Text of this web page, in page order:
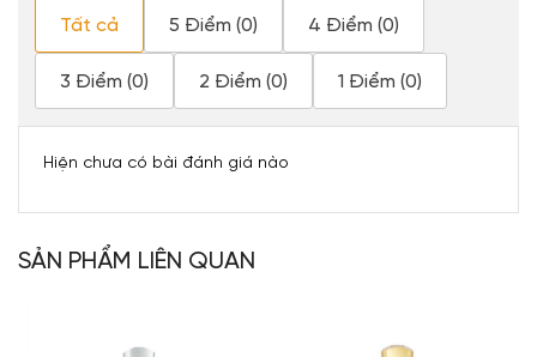
Tất cả 5 Điểm (0) 4 Điểm (0)
3 Điểm (0) 2 Điểm (0) 1 Điểm (0)
Hiện chưa có bài đánh giá nào
SẢN PHẨM LIÊN QUAN